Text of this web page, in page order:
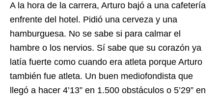
A la hora de la carrera, Arturo bajó a una cafetería
enfrente del hotel. Pidió una cerveza y una
hamburguesa. No se sabe si para calmar el
hambre o los nervios. Sí sabe que su corazón ya
latía fuerte como cuando era atleta porque Arturo
también fue atleta. Un buen mediofondista que
llegó a hacer 4’13” en 1.500 obstáculos o 5’29” en